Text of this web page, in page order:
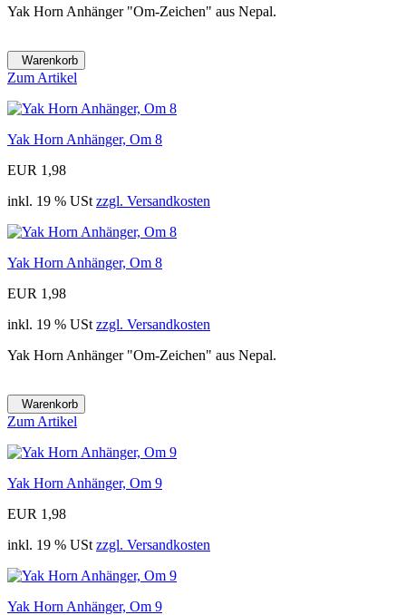
Yak Horn Anhänger "Om-Zeichen" aus Nepal.
Warenkorb
Zum Artikel
Yak Horn Anhänger, Om 8
EUR 1,98
inkl. 19 % USt zzgl. Versandkosten
Yak Horn Anhänger, Om 8
EUR 1,98
inkl. 19 % USt zzgl. Versandkosten
Yak Horn Anhänger "Om-Zeichen" aus Nepal.
Warenkorb
Zum Artikel
Yak Horn Anhänger, Om 9
EUR 1,98
inkl. 19 % USt zzgl. Versandkosten
Yak Horn Anhänger, Om 9